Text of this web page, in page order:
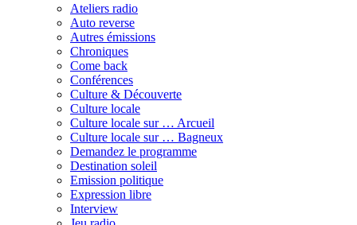
Ateliers radio
Auto reverse
Autres émissions
Chroniques
Come back
Conférences
Culture & Découverte
Culture locale
Culture locale sur … Arcueil
Culture locale sur … Bagneux
Demandez le programme
Destination soleil
Emission politique
Expression libre
Interview